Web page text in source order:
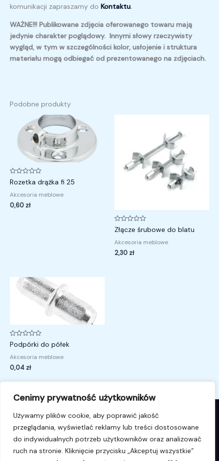
Cenimy prywatność użytkowników
Używamy plików cookie, aby poprawić jakość
przeglądania, wyświetlać reklamy lub treści dostosowane
do indywidualnych potrzeb użytkowników oraz analizować
ruch na stronie. Kliknięcie przycisku „Akceptuj wszystkie”
komunikacji zapraszamy do Kontaktu.
WAŻNE!!! Publikowane zdjęcia oferowanego towaru mają
jedynie charakter poglądowy. Innymi słowy rzeczywisty
wygląd, w tym w szczególności kolor, usłojenie i struktura
materiału mogą odbiegać od prezentowanego na zdjęciach.
Podobne produkty
Oceniono
0
5
Rozetka drążka fi 25
Akcesoria meblowe
0,60 zł
Oceniono
0
5
Złącze śrubowe do blatu
Akcesoria meblowe
2,30 zł
Oceniono
0
5
Podpórki do półek
Akcesoria meblowe
0,04 zł
© 2026 i4k.pl. Powered by i4k.pl.